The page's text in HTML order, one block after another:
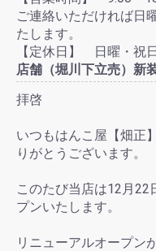
ご連絡いただければ日
たします。
【定休日】 日曜・祝日
店舗（堀川下立売）新
拝啓
いつもはんこ屋【畑正
りがとうございます。
このたび当店は12月22
プンいたします。
リニューアルオープン